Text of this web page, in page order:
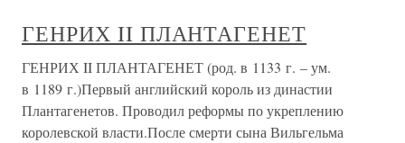
ГЕНРИХ II ПЛАНТАГЕНЕТ
ГЕНРИХ II ПЛАНТАГЕНЕТ (род. в 1133 г. – ум.
в 1189 г.)Первый английский король из династии
Плантагенетов. Проводил реформы по укреплению
королевской власти.После смерти сына Вильгельма